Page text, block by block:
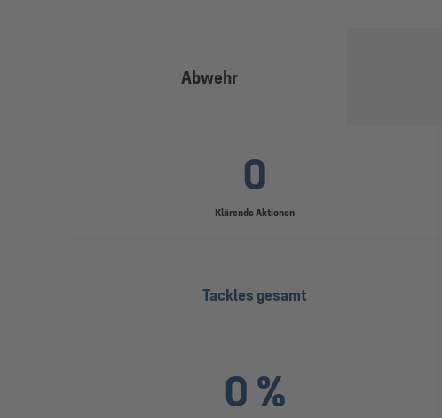
Abwehr
Klärende Aktionen
0
Tackles gesamt
0 %